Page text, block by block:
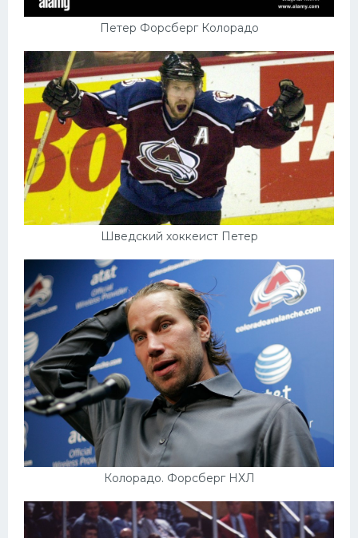
Петер Форсберг Колорадо
Шведский хоккеист Петер
Колорадо. Форсберг НХЛ